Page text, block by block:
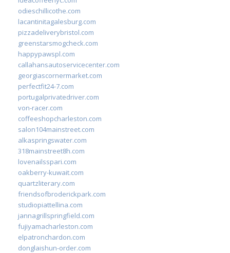
odieschillicothe.com
lacantinitagalesburg.com
pizzadeliverybristol.com
greenstarsmogcheck.com
happypawspl.com
callahansautoservicecenter.com
georgiascornermarket.com
perfectfit24-7.com
portugalprivatedriver.com
von-racer.com
coffeeshopcharleston.com
salon104mainstreet.com
alkaspringswater.com
318mainstreet8h.com
lovenailsspari.com
oakberry-kuwait.com
quartzliterary.com
friendsofbroderickpark.com
studiopiattellina.com
jannagrillspringfield.com
fujiyamacharleston.com
elpatronchardon.com
donglaishun-order.com